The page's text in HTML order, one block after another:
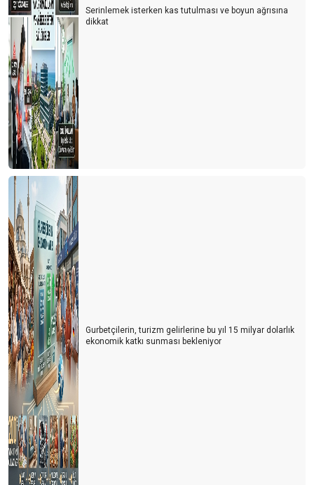
Serinlemek isterken kas tutulması ve boyun ağrısına
dikkat
Gurbetçilerin, turizm gelirlerine bu yıl 15 milyar dolarlık
ekonomik katkı sunması bekleniyor